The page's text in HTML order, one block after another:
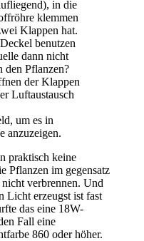
in die
klemmen
Klappen hat.
benutzen
dann nicht
den Pflanzen?
der Klappen
Luftaustausch
um es in
anzuzeigen.
praktisch keine
Pflanzen im gegensatz
verbrennen. Und
Licht erzeugst ist fast
das eine 18W-
Fall eine
860 oder höher.